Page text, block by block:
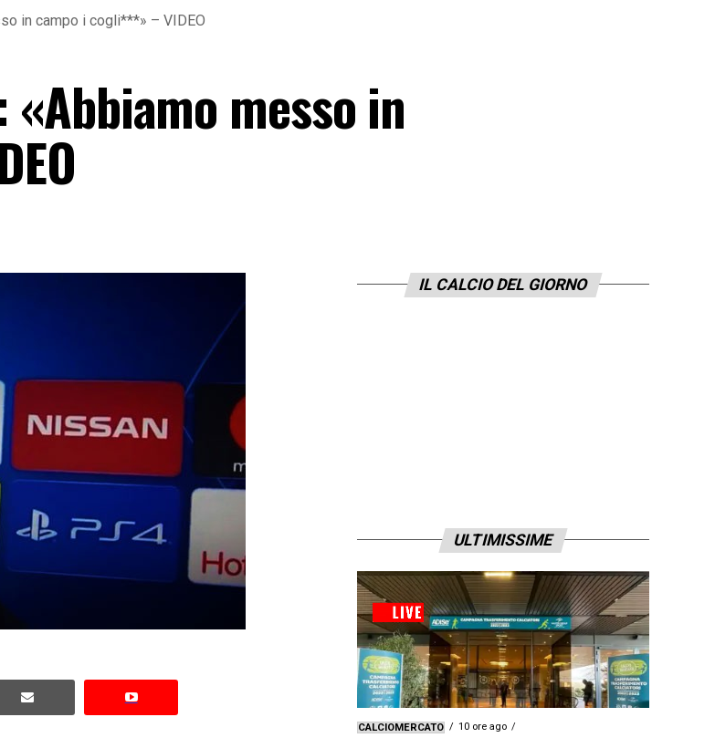
in campo i cogli***» – VIDEO
messo in
IL CALCIO DEL GIORNO
ULTIMISSIME
CALCIOMERCATO 10 ore ago